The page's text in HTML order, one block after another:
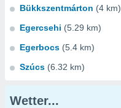
Bükkszentmárton (4 km)
Egercsehi (5.29 km)
Egerbocs (5.4 km)
Szúcs (6.32 km)
Wetter...